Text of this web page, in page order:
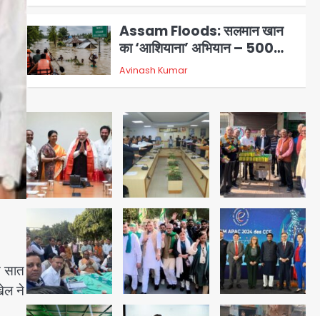
सात
ने
विरासत और बॉलीवुड सितारों का जमीनी
सहयोग
1
युवा इनोवेटरों की सोच से हाईटेक होगी
दिल्ली पुलिस
2
सुदर्शन शक्ति-वी अभ्यास में मॉक
आॅपरेशन
Team JHJ
3
एयरपोर्ट का फर्जी कर्मचारी बनकर 3
लाख उड़ाए, अब पहुंचा सलाखों के पीछे
Team JHJ
Jewar Medical Hub: जेवर में
बनेगा एम्स से बेहतर मेडिकल हब, सीएम